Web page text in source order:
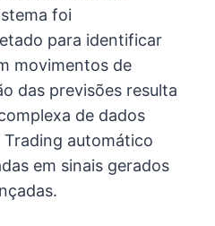
foi
para identificar
movimentos de
das previsões resulta
de dados
automático
em sinais gerados